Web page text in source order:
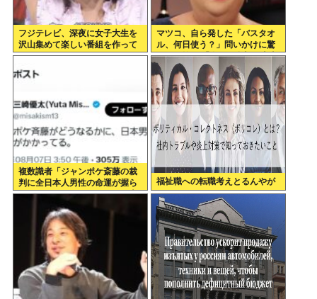
フジテレビ、深夜に女子大生を
沢山集めて楽しい番組を作って
いたwww
マツコ、自ら発した「バスタオ
ル、何日使う？」問いかけに驚
がくの答え 「今日は全部、本当
のこと言うわ」
複数識者「ジャンポケ斎藤の裁
判に全日本人男性の命運が握ら
れている。これでだめなら日本
男全員懲役7年だ」
福祉職への転職考えとるんやが